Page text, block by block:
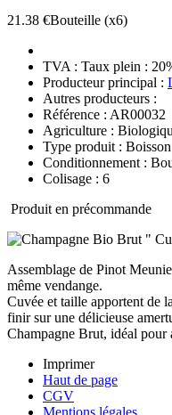
21.38 €Bouteille (x6)
TVA : Taux plein :
Producteur principal :
Autres producteurs :
Référence : AR00032
Agriculture :
Type produit : Boisson
Conditionnement :
Colisage : 6
Produit en précommande
Assemblage de Pinot
même vendange.
Cuvée et taille apportent de
finir sur une délicieuse
Champagne Brut, idéal pour
Imprimer
Haut de page
CGV
Mentions légales